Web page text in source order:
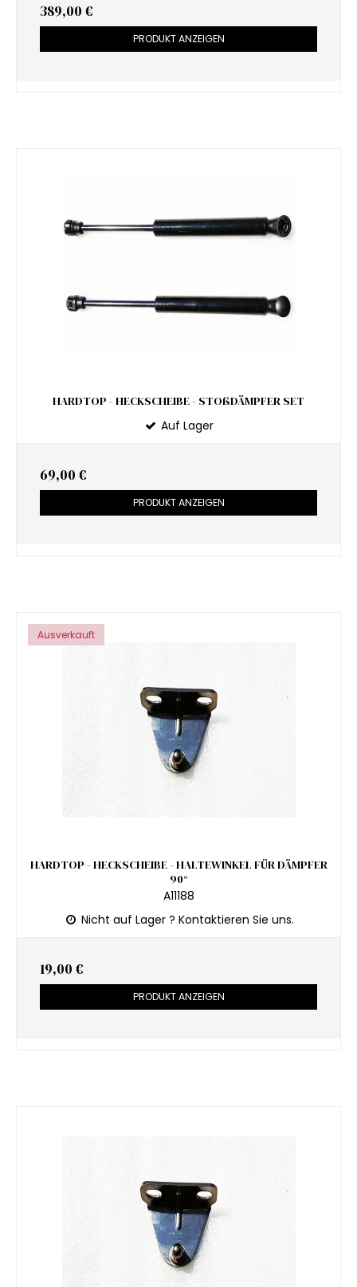
389,00 €
PRODUKT ANZEIGEN
HARDTOP - HECKSCHEIBE - STOßDÄMPFER SET
Auf Lager
69,00 €
PRODUKT ANZEIGEN
Ausverkauft
HARDTOP - HECKSCHEIBE - HALTEWINKEL FÜR DÄMPFER
90°
A11188
Nicht auf Lager ? Kontaktieren Sie uns.
19,00 €
PRODUKT ANZEIGEN